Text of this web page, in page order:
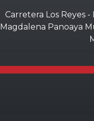
Carretera Los Reyes -
Magdalena Panoaya